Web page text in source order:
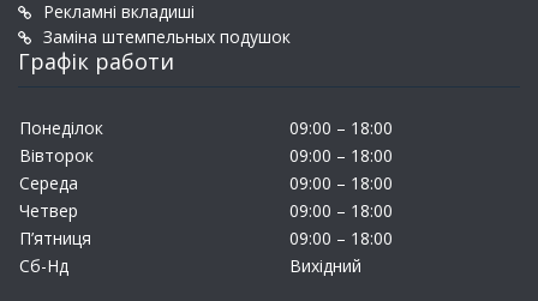
Рекламні вкладиші
Заміна штемпельных подушок
Графік работи
Понеділок
09:00 – 18:00
Вівторок
09:00 – 18:00
Середа
09:00 – 18:00
Четвер
09:00 – 18:00
П’ятниця
09:00 – 18:00
Сб-Нд
Вихідний